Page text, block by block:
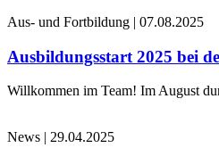
Aus- und Fortbildung | 07.08.2025
Ausbildungsstart 2025 bei
Willkommen im Team! Im August
News | 29.04.2025